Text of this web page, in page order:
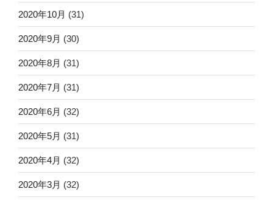
2020年10月 (31)
2020年9月 (30)
2020年8月 (31)
2020年7月 (31)
2020年6月 (32)
2020年5月 (31)
2020年4月 (32)
2020年3月 (32)